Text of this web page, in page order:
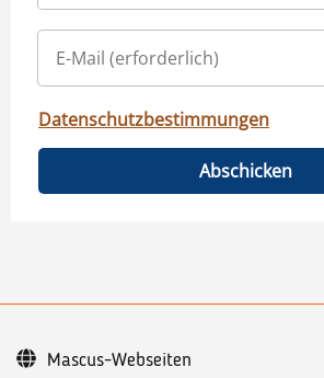
Datenschutzbestimmungen
Abschicken
Mascus-Webseiten